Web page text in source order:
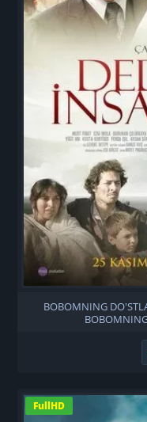
BOBOMNING
FullHD